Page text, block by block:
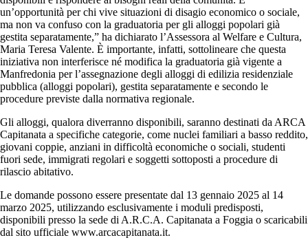
un’opportunità per chi vive situazioni di disagio economico o sociale,
ma non va confuso con la graduatoria per gli alloggi popolari già
gestita separatamente,” ha dichiarato l’Assessora al Welfare e Cultura,
Maria Teresa Valente. È importante, infatti, sottolineare che questa
iniziativa non interferisce né modifica la graduatoria già vigente a
Manfredonia per l’assegnazione degli alloggi di edilizia residenziale
pubblica (alloggi popolari), gestita separatamente e secondo le
procedure previste dalla normativa regionale.
Gli alloggi, qualora diverranno disponibili, saranno destinati da ARCA
Capitanata a specifiche categorie, come nuclei familiari a basso reddito,
giovani coppie, anziani in difficoltà economiche o sociali, studenti
fuori sede, immigrati regolari e soggetti sottoposti a procedure di
rilascio abitativo.
Le domande possono essere presentate dal 13 gennaio 2025 al 14
marzo 2025, utilizzando esclusivamente i moduli predisposti,
disponibili presso la sede di A.R.C.A. Capitanata a Foggia o scaricabili
dal sito ufficiale www.arcacapitanata.it.